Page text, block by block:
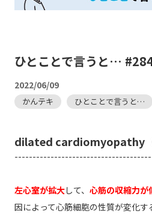
ひとことで言うと…
2022/06/09
かんテキ ひとことで言うと…
dilated cardiomyopathy（
左心室が拡大して、 心筋の収縮力が
因によって心筋細胞の性質が変化